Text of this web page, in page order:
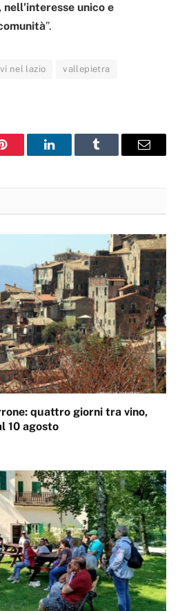
unico e
”.
nel lazio vallepietra
Pinterest LinkedInTumblr Email
quattro giorni tra vino,
10 agosto